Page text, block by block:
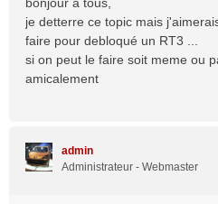
a
g
e
je detterre ce topic mais
faire pour debloqué un RT3 ...
si on peut le faire soit meme ou
amicalement
admin
Administrateur - Webmaster